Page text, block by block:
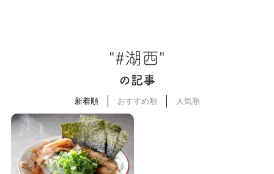
"#湖西"
の記事
新着順 おすすめ順 人気順